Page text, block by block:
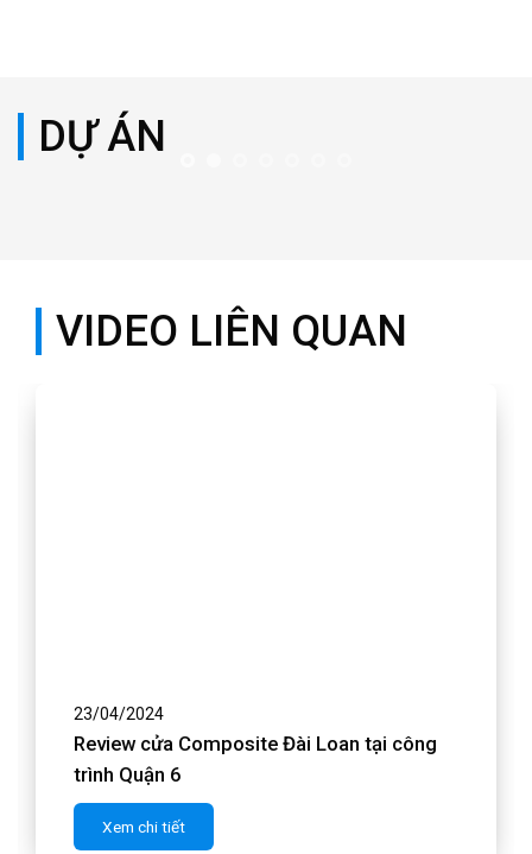
DỰ ÁN
VIDEO LIÊN QUAN
23/04/2024
500 bộ Cửa Gỗ An Cường tại DỰ ÁN Bệnh
viện Hạnh Phúc
Xem chi tiết